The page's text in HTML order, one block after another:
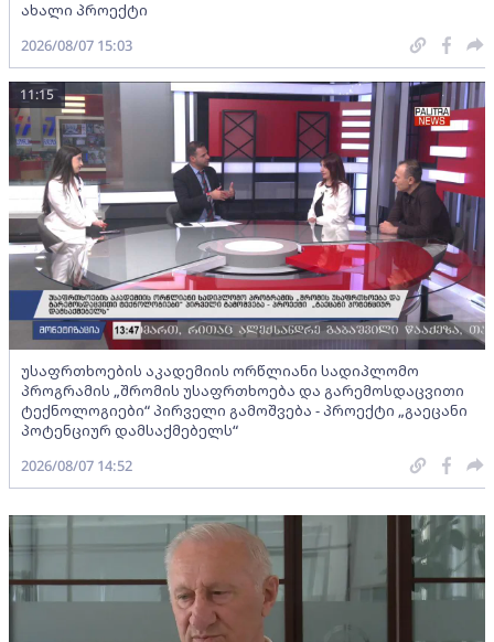
ახალი პროექტი
2026/08/07 15:03
უსაფრთხოების აკადემიის ორწლიანი სადიპლომო
პროგრამის „შრომის უსაფრთხოება და გარემოსდაცვითი
ტექნოლოგიები“ პირველი გამოშვება - პროექტი „გაეცანი
პოტენციურ დამსაქმებელს“
11:15
2026/08/07 14:52